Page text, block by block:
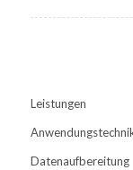
Leistungen
Datenaufbereitung